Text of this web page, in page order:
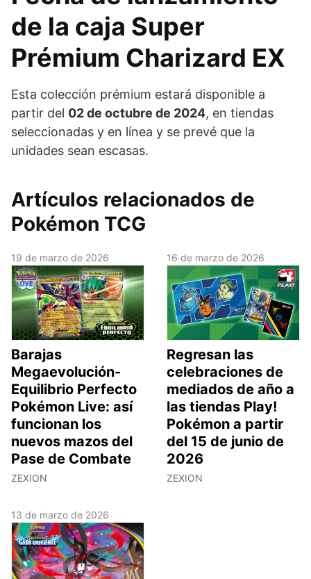
de la caja Super
Prémium Charizard EX
Esta colección prémium estará disponible a
partir del 02 de octubre de 2024, en tiendas
seleccionadas y en línea y se prevé que la
unidades sean escasas.
Artículos relacionados de
Pokémon TCG
19 de marzo de 2026
Barajas
Megaevolución-
Equilibrio Perfecto
Pokémon Live: así
funcionan los
nuevos mazos del
Pase de Combate
ZEXION
16 de marzo de 2026
Regresan las
celebraciones de
mediados de año a
las tiendas Play!
Pokémon a partir
del 15 de junio de
2026
ZEXION
13 de marzo de 2026